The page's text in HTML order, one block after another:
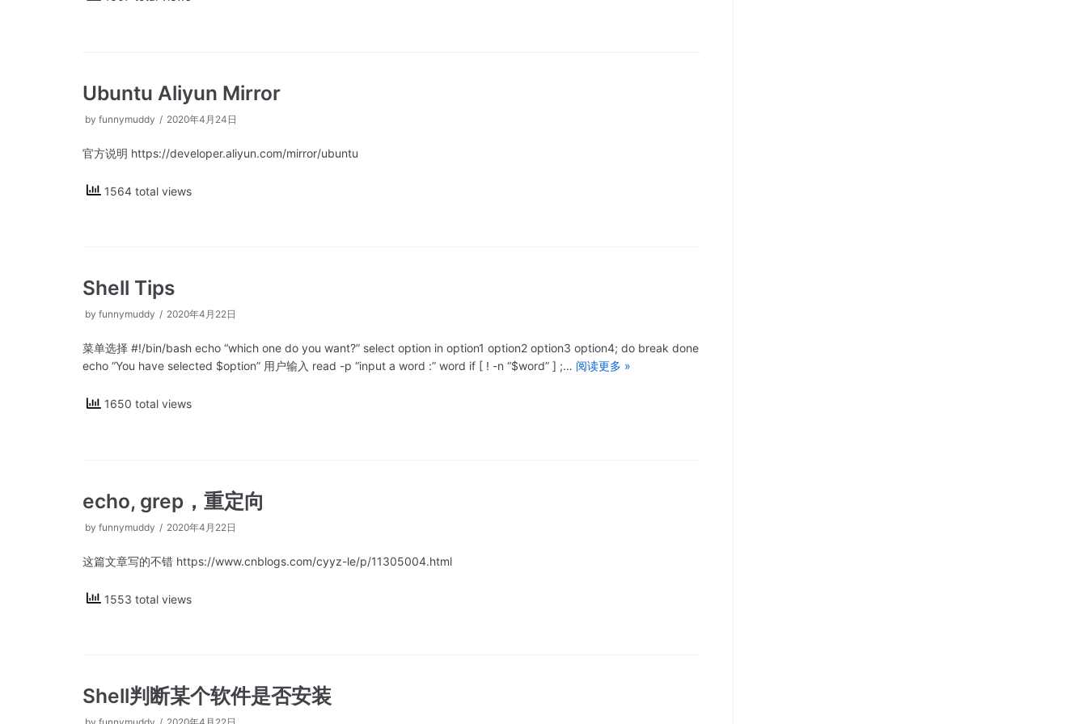
Ubuntu Aliyun Mirror
by funnymuddy 2020年4月24日
官方说明 https://developer.aliyun.com/mirror/ubuntu
1564 total views
Shell Tips
by funnymuddy 2020年4月22日
菜单选择 #!/bin/bash echo “which one do you want?” select option in option1 option2 option3 option4; do break done
echo “You have selected $option” 用户输入 read -p “input a word :” word if [ ! -n “$word” ] ;… 阅读更多 »
1650 total views
echo, grep，重定向
by funnymuddy 2020年4月22日
这篇文章写的不错 https://www.cnblogs.com/cyyz-le/p/11305004.html
1553 total views
Shell判断某个软件是否安装